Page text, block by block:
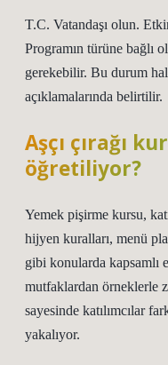
T.C. Vatandaşı olun.
Programın türüne bağlı
gerekebilir. Bu durum
açıklamalarında belirtilir.
Aşçı çırağı
öğretiliyor?
Yemek pişirme kursu,
hijyen kuralları, menü
gibi konularda kapsamlı
mutfaklardan örneklerle
sayesinde katılımcılar
yakalıyor.